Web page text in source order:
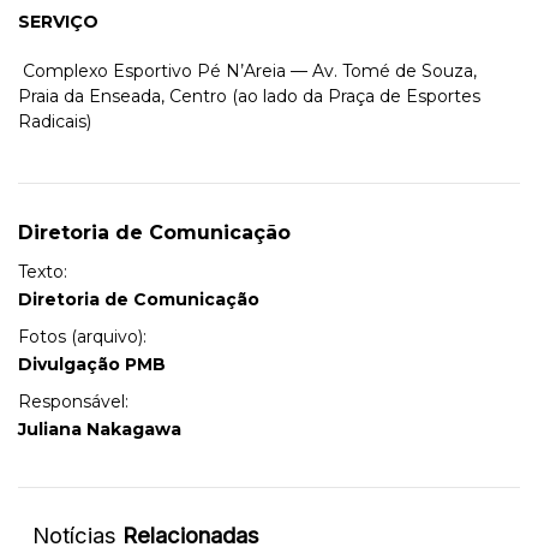
SERVIÇO
Complexo Esportivo Pé N’Areia — Av. Tomé de Souza,
Praia da Enseada, Centro (ao lado da Praça de Esportes
Radicais)
Diretoria de Comunicação
Texto:
Diretoria de Comunicação
Fotos (arquivo):
Divulgação PMB
Responsável:
Juliana Nakagawa
Notícias Relacionadas